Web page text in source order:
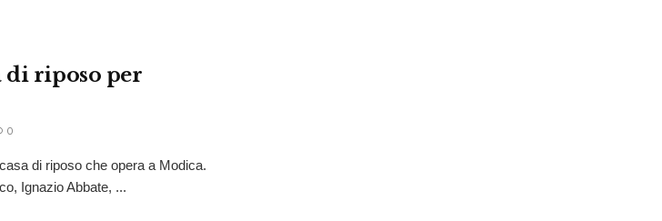
di riposo per
0
di riposo che opera a Modica.
Ignazio Abbate, ...